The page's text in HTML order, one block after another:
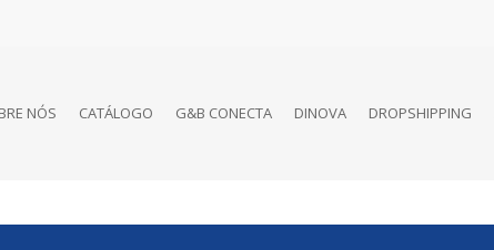
NÓS CATÁLOGO G&B CONECTA DINOVA DROPSHIPPING